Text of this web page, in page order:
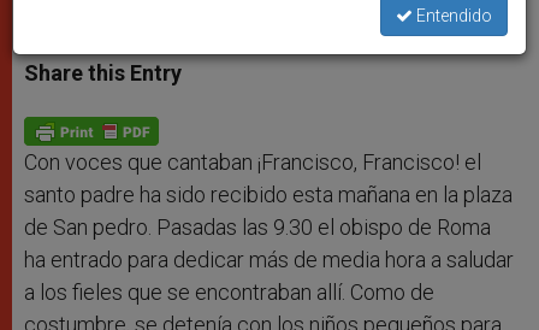
t
s
p
p
s
e
g
e
r
e
b
o
k
t r
Share this Entry
Con voces que cantaban ¡Francisco, Francisco! el
santo padre ha sido recibido esta mañana en la plaza
de San pedro. Pasadas las 9.30 el obispo de Roma
ha entrado para dedicar más de media hora a saludar
a los fieles que se encontraban allí. Como de
costumbre, se detenía con los niños pequeños para
Entendido